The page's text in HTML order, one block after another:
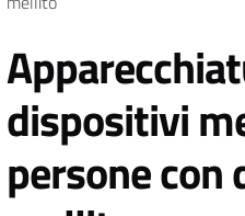
dispositivi
persone con